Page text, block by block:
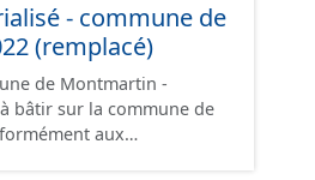
et les données
opposables d'un point
- commune de
(remplacé)
de Montmartin -
aux